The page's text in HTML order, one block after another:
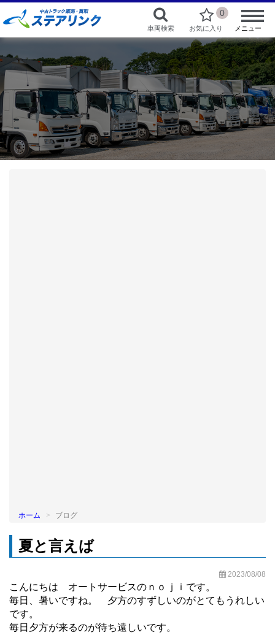
車両検索
0
お気に入り メニュー
ホーム ブログ
夏と言えば
2023/08/08
こんにちは オートサービスのｎｏｊｉです。
毎日、暑いですね。 夕方のすずしいのがとてもうれしい
です。
毎日夕方が来るのが待ち遠しいです。